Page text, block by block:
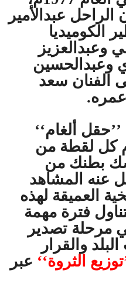
عبدالأمير
الكوميديا
وعبدالعزيز
وعبدالحسين
الفنان سعد
عمره.
ألغام‘‘
كل لقطة من
بطنك من
عنه المشاهد
العميقة لهذه
فترة مهمة
مرحلة تصدير
والقرار
الثروة‘‘ عبر